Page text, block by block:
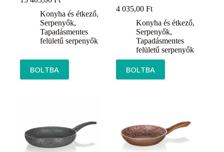
Konyha és étkező,
Serpenyők,
Tapadásmentes
felületű serpenyők
BOLTBA
4 035,00Ft
Konyha és étkező,
Serpenyők,
Tapadásmentes
felületű serpenyők
BOLTBA